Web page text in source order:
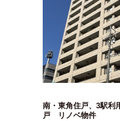
南・東角住戸、3駅利
戸 リノベ物件